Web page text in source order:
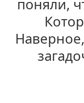
поняли,